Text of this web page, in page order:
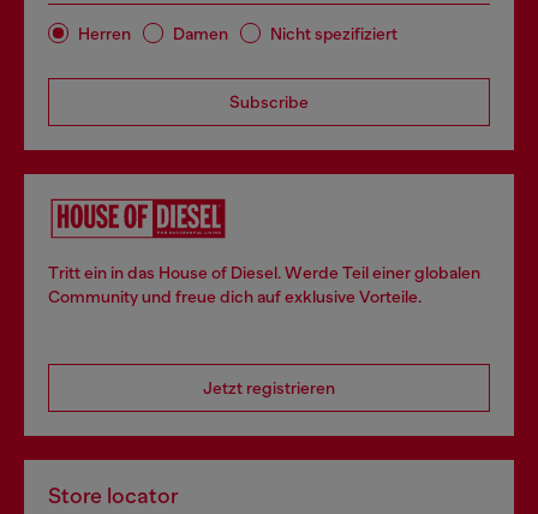
Herren Damen Nicht spezifiziert
Subscribe
Tritt ein in das House of Diesel. Werde Teil einer globalen
Community und freue dich auf exklusive Vorteile.
Jetzt registrieren
Store locator